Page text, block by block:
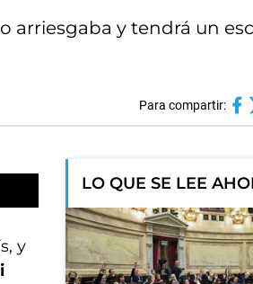
arriesgaba y tendrá un
Para compartir:
y
LO QUE SE LEE